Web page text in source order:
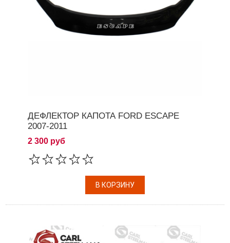
ДЕФЛЕКТОР КАПОТА FORD ESCAPE
2007-2011
2 300 руб